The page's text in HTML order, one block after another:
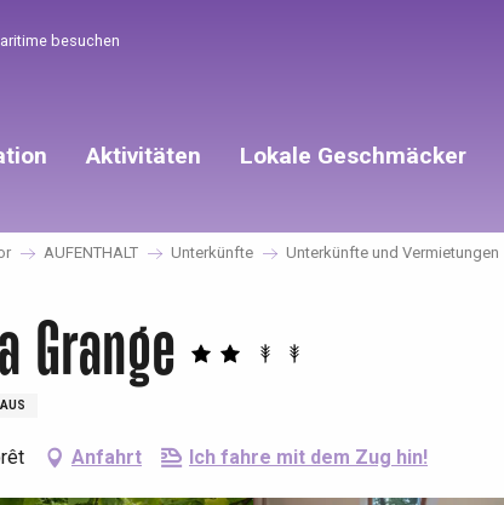
besuchen
Aktivitäten Lokale Geschmäcker
AUFENTHALT Unterkünfte Unterkünfte und Vermietungen
Grange
Anfahrt Ich fahre mit dem Zug hin!